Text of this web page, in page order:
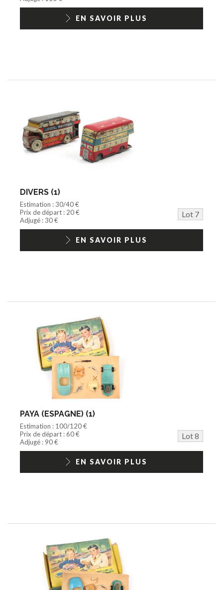
EN SAVOIR PLUS
DIVERS (1)
Estimation : 30/40 €
Prix de départ : 20 €
Lot 7
Adjugé : 30 €
EN SAVOIR PLUS
PAYA (ESPAGNE) (1)
Estimation : 100/120 €
Prix de départ : 60 €
Lot 8
Adjugé : 90 €
EN SAVOIR PLUS